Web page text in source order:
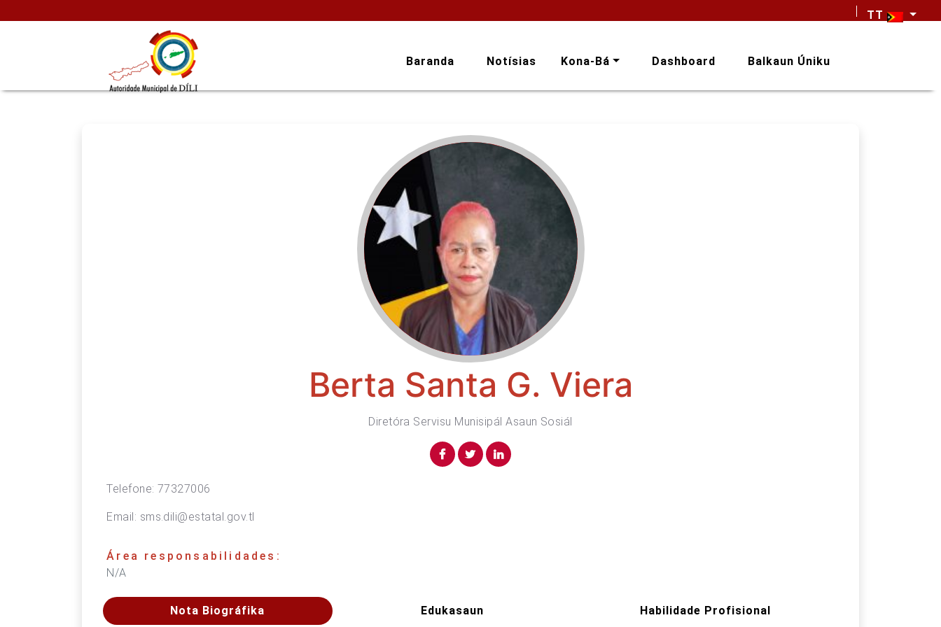
TT
Baranda Notísias Kona-Bá Dashboard Balkaun Úniku
Berta Santa G. Viera
Diretóra Servisu Munisipál Asaun Sosiál
Telefone:77327006
Email: sms.dili@estatal.gov.tl
Área responsabilidades:
N/A
Nota Biográfika Edukasaun Habilidade Profisional